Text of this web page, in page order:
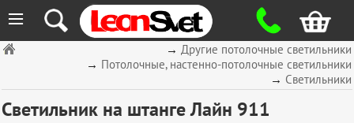
≡
→ Другие потолочные светильники
→ Потолочные, настенно-потолочные светильники
→ Светильники
Светильник на штанге Лайн 911